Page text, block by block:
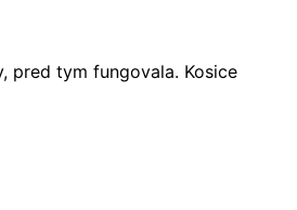
pred tym fungovala. Kosice